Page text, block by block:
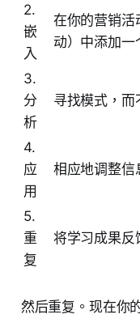
2.
嵌
入
在你的营销活
动）中添加一
3.
分
析
寻找模式，而
4.
应
用
相应地调整信
5.
重
复
将学习成果反
然后重复。现在你